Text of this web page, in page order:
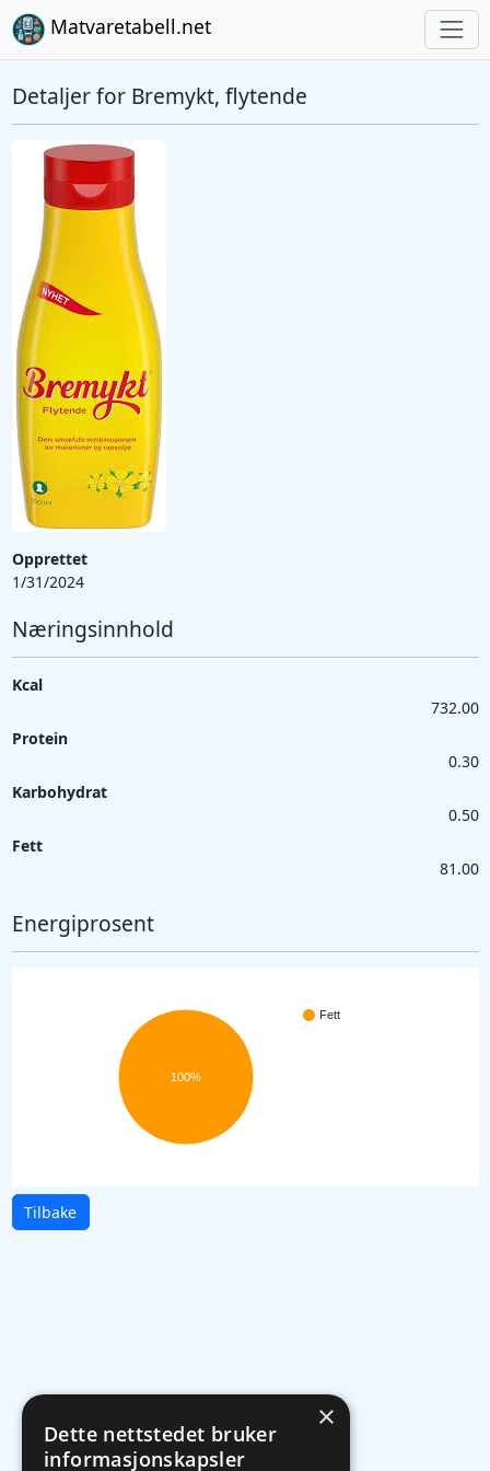
Matvaretabell.net
Detaljer for Bremykt, flytende
Opprettet
1/31/2024
Næringsinnhold
Kcal
732.00
Protein
0.30
Karbohydrat
0.50
Fett
81.00
Energiprosent
Fett
100%
Tilbake
×
Dette nettstedet bruker
informasjonskapsler